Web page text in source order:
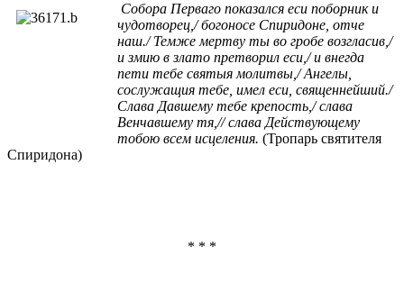
Собора Перваго показался еси поборник и
чудотворец,/ богоносе Спиридоне, отче
наш./ Темже мертву ты во гробе возгласив,/
и змию в злато претворил еси,/ и внегда
пети тебе святыя молитвы,/ Ангелы,
сослужащия тебе, имел еси, священнейший./
Слава Давшему тебе крепость,/ слава
Венчавшему тя,// слава Действующему
тобою всем исцеления. (Тропарь святителя
Спиридона)
* * *